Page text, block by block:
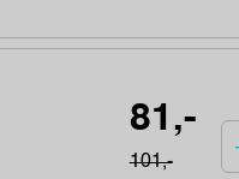
81,-
101,-